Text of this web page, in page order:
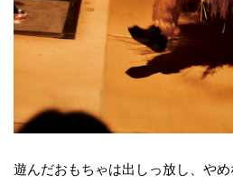
遊んだおもちゃは出しっ放し、や